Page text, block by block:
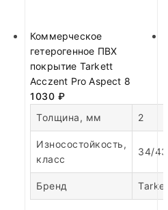
Коммерческое
гетерогенное ПВХ
покрытие Tarkett
Acczent Pro Aspect 8
1030 ₽
Толщина, мм
2
Износостойкость,
класс
34/43
Бренд Tarkett